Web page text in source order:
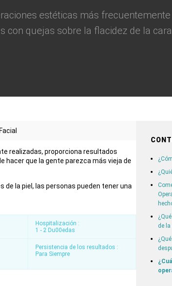
estéticas más
con quejas sobre la flacidez de la
realizadas, proporciona resultados
hacer que la gente parezca más vieja de
de la piel, las personas pueden tener una
Hospitalización :
1 - 2 Du00edas
Persistencia de los resultados :
Para Siempre
de la